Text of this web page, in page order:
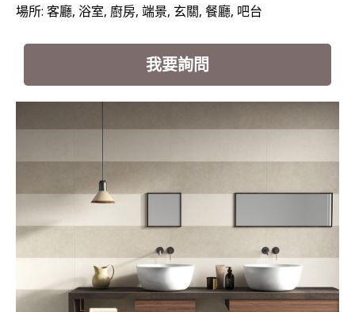
場所: 客廳, 浴室, 廚房, 端景, 玄關, 餐廳, 吧台
我要詢問